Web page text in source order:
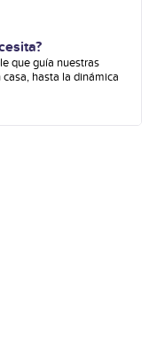
que guía nuestras
hasta la dinámica